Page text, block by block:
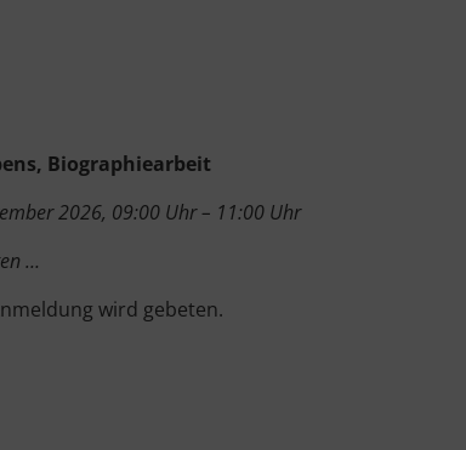
Biographiearbeit
2026, 09:00 Uhr – 11:00 Uhr
…
wird gebeten.